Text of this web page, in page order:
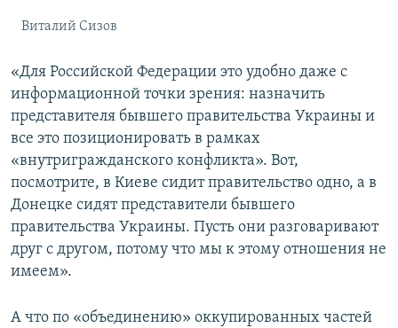
Виталий Сизов
«Для Российской Федерации это удобно даже с
информационной точки зрения: назначить
представителя бывшего правительства Украины и
все это позиционировать в рамках
«внутригражданского конфликта». Вот,
посмотрите, в Киеве сидит правительство одно, а в
Донецке сидят представители бывшего
правительства Украины. Пусть они разговаривают
друг с другом, потому что мы к этому отношения не
имеем».
А что по «объединению» оккупированных частей